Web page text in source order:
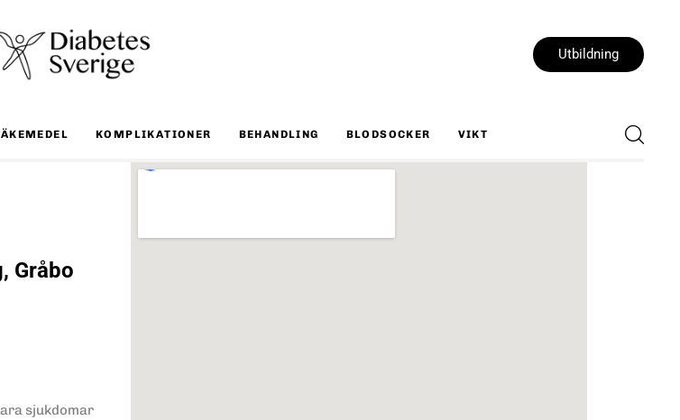
Utbildning
KOMPLIKATIONER BEHANDLING BLODSOCKER VIKT
Gråbo
sjukdomar